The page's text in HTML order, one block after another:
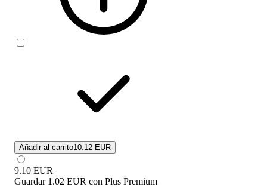
Añadir al carrito10.12 EUR
9.10 EUR
Guardar 1.02 EUR con Plus Premium